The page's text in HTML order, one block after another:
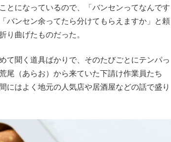
になっているので、「バンセンってなんです
バンセン余ってたら分けてもらえますか」と頼
り曲げたものだった。
聞く道具ばかりで、そのたびごとにテンパっ
尾（あらお）から来ていた下請け作業員たち
にはよく地元の人気店や居酒屋などの話で盛り